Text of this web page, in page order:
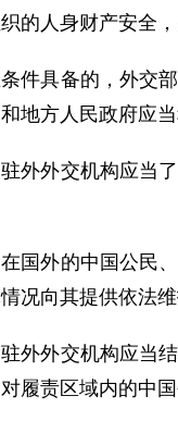
的人身财产安全
件具备的，外交
地方人民政府应当
外外交机构应当了
国外的中国公民、
况向其提供依法
外外交机构应当结
履责区域内的中